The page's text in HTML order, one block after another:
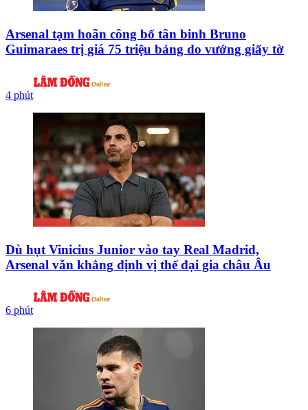
Arsenal tạm hoãn công bố tân binh Bruno
Guimaraes trị giá 75 triệu bảng do vướng giấy tờ
4 phút
Dù hụt Vinicius Junior vào tay Real Madrid,
Arsenal vẫn khẳng định vị thế đại gia châu Âu
6 phút